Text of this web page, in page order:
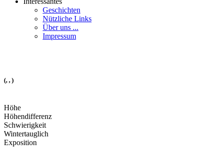
Geschichten
Nützliche Links
Über uns ...
Impressum
(, , )
Höhe
Höhendifferenz
Schwierigkeit
Wintertauglich
Exposition